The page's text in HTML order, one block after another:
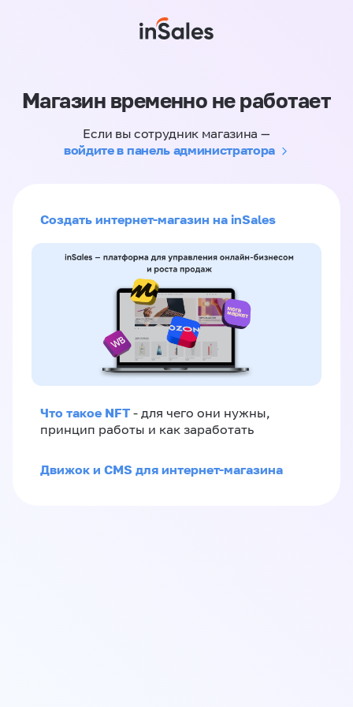
Магазин временно не работает
Если вы сотрудник магазина —
войдите в панель администратора
Создать интернет-магазин на inSales
Что такое NFT - для чего они нужны,
принцип работы и как заработать
Движок и CMS для интернет-магазина